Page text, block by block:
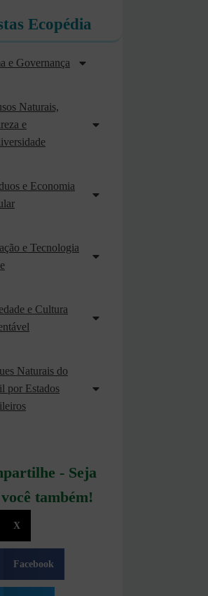
Ecopédia
e Governança
Naturais,
e
e Economia
e Tecnologia
e Cultura
Naturais do
por Estados
- Seja
também!
X
Facebook